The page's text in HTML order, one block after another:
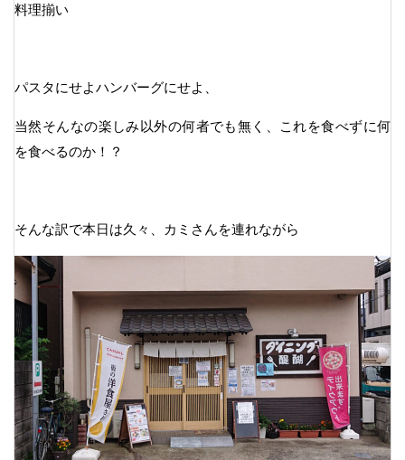
料理揃い
パスタにせよハンバーグにせよ、
当然そんなの楽しみ以外の何者でも無く、これを食べずに何
を食べるのか！？
そんな訳で本日は久々、カミさんを連れながら